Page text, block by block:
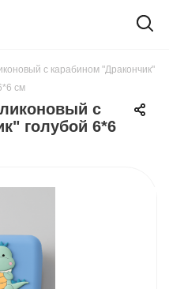
с карабином "Дракончик"
см
с
голубой 6*6